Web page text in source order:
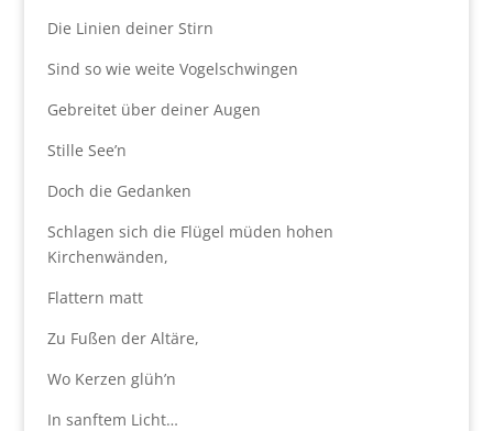
Die Linien deiner Stirn
Sind so wie weite Vogelschwingen
Gebreitet über deiner Augen
Stille See’n
Doch die Gedanken
Schlagen sich die Flügel müden hohen
Kirchenwänden,
Flattern matt
Zu Fußen der Altäre,
Wo Kerzen glüh’n
In sanftem Licht…